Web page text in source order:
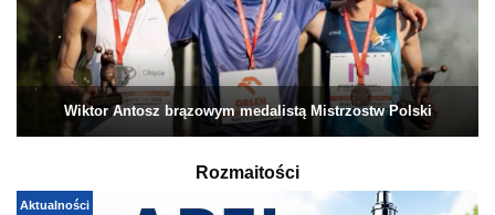
Wiktor Antosz brązowym medalistą Mistrzostw Polski
Rozmaitości
Aktualności